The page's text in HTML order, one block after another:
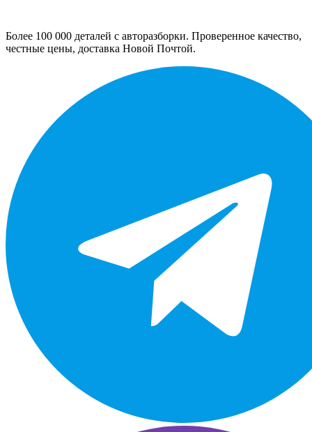
Более 100 000 деталей с авторазборки. Проверенное качество,
честные цены, доставка Новой Почтой.